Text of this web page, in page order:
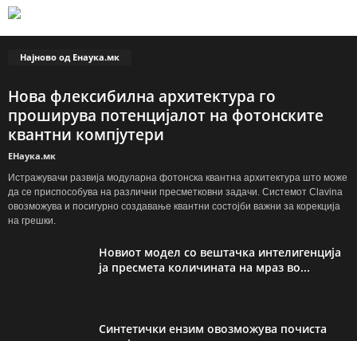
Најново од Енаука.мк
Нова флексибилна архитектура го
проширува потенцијалот на фотонските
квантни компјутери
ЕНаука.мк
Истражувачи развија модуларна фотонска квантна архитектура што може
да се приспособува на различни пресметковни задачи. Системот Clavina
овозможува и посигурно создавање квантни состојби важни за корекција
на грешки.
Новиот модел со вештачка интелигенција
ја пресмета количината на мраз во...
Синтетички ензим овозможува почиста